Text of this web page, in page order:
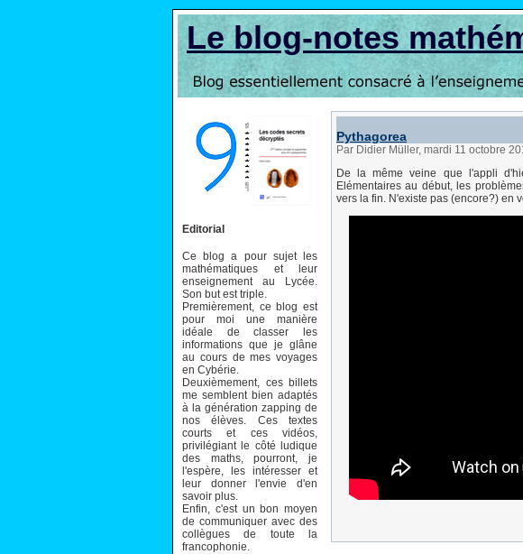
Le blog-notes
Editorial
Ce blog a pour sujet les
mathématiques et leur
enseignement au Lycée.
Son but est triple.
Premièrement, ce blog est
pour moi une manière
idéale de classer les
informations que je glâne
au cours de mes voyages
en Cybérie.
Deuxièmement, ces billets
me semblent bien adaptés
à la génération zapping de
nos élèves. Ces textes
courts et ces vidéos,
privilégiant le côté ludique
des maths, pourront, je
l'espère, les intéresser et
leur donner l'envie d'en
savoir plus.
Enfin, c'est un bon moyen
de communiquer avec des
collègues de toute la
francophonie.
Pythagorea
Par Didier Müller, mardi 11 octobre
De la même veine que l'appli
Elémentaires au début, les
vers la fin. N'existe pas (encore?) en